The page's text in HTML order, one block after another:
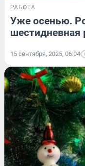
РАБОТА
Уже осенью.
шестидневная
15 сентября, 2025, 06:04